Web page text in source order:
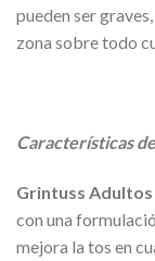
pueden ser
zona sobre todo
Características
Grintuss Adultos
con una
mejora la tos en